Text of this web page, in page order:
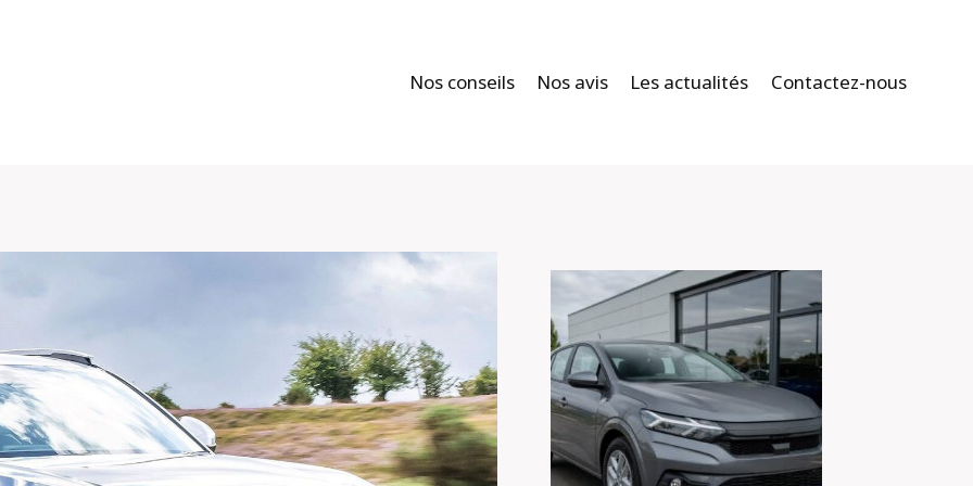
Nos conseils Nos avis Les actualités Contactez-nous